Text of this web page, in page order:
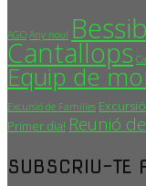
AGO Any nou!
Cantallops
Equip de
Excursió de Famílies
Primer dia! Reunió
SUBSCRIU-TE